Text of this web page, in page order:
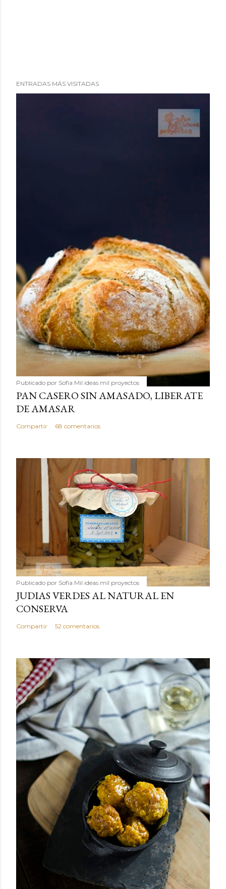
ENTRADAS MÁS VISITADAS
Publicado por Sofía Mil ideas mil proyectos
PAN CASERO SIN AMASADO, LIBERATE
DE AMASAR
Compartir 68 comentarios
Publicado por Sofía Mil ideas mil proyectos
JUDIAS VERDES AL NATURAL EN
CONSERVA
Compartir 52 comentarios